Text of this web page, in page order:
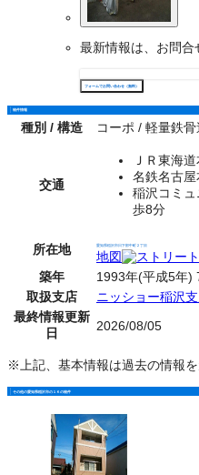
最新情報は、お問合
フォームでお問い合わせ（無料）
物件情報
種別 / 構造 コーポ / 軽量鉄
交通
ＪＲ東海
名鉄名古
稲沢コミ
歩8分
所在地 愛知県稲沢市日下部中町２丁目
地図
築年
1993年(平成5年)
取扱支店
ニッショー稲沢
最終情報更新
日
2026/08/05
※上記、基本情報は過去の情報を
その他の愛知県稲沢市の１Ｋの物件